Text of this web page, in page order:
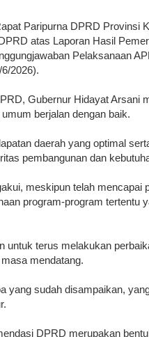
Paripurna DPRD Provinsi
atas Laporan Hasil
Pelaksanaan
2026).
Gubernur Hidayat Arsani
berjalan dengan baik.
daerah yang optimal
pembangunan dan
meskipun telah mencapai
program-program tertentu
untuk terus melakukan
mendatang.
yang sudah disampaikan,
DPRD merupakan